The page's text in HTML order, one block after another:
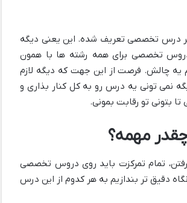
درس تخصصی تعریف شده. این یعنی دیگه
دروس تخصصی برای همه رشته ها با همون
چالش. فرصت از این جهت که دیگه لازم
نمی تونی یه درس رو به کل کنار بذاری و
بتونی تو رقابت بمونی.
مهمه؟
تمام تمرکزت باید روی دروس تخصصی
دقیق تر بندازیم به هر کدوم از این درس